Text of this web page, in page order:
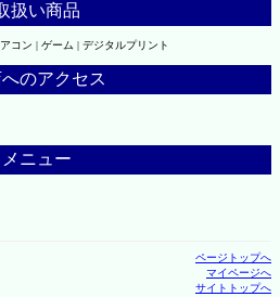
扱い商品
コン | ゲーム | デジタルプリント
のアクセス
メニュー
ページトップへ
マイページへ
サイトトップへ